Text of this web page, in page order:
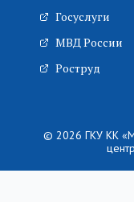
Госуслуги
МВД России
Роструд
© 2026 ГКУ КК